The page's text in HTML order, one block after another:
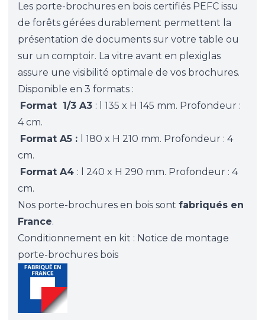
Les porte-brochures en bois certifiés PEFC issu
de forêts gérées durablement permettent la
présentation de documents sur votre table ou
sur un comptoir. La vitre avant en plexiglas
assure une visibilité optimale de vos brochures.
Disponible en 3 formats :
Format 1/3 A3 : l 135 x H 145 mm. Profondeur :
4 cm.
Format A5 :
l 180 x H 210 mm. Profondeur : 4
cm.
Format A4 : l 240 x H 290 mm. Profondeur : 4
cm.
Nos porte-brochures en bois sont fabriqués en
France.
Conditionnement en kit : Notice de montage
porte-brochures bois